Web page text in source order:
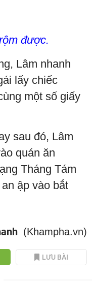
được.
Lâm nhanh
lấy chiếc
một số giấy
sau đó, Lâm
quán ăn
Tháng Tám
ập vào bắt
(Khampha.vn)
LƯU BÀI